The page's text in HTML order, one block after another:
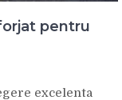
pentru
excelenta